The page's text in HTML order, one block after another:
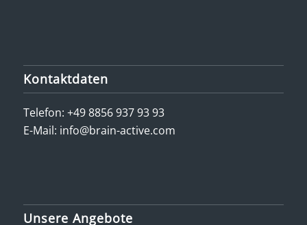
Kontaktdaten
Telefon: +49 8856 937 93 93
E-Mail: info@brain-active.com
Unsere Angebote